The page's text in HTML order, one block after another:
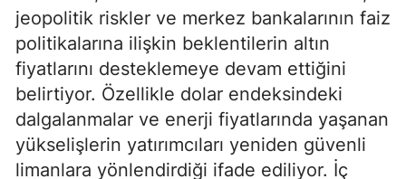
jeopolitik riskler ve merkez bankalarının faiz
politikalarına ilişkin beklentilerin altın
fiyatlarını desteklemeye devam ettiğini
belirtiyor. Özellikle dolar endeksindeki
dalgalanmalar ve enerji fiyatlarında yaşanan
yükselişlerin yatırımcıları yeniden güvenli
limanlara yönlendirdiği ifade ediliyor. İç